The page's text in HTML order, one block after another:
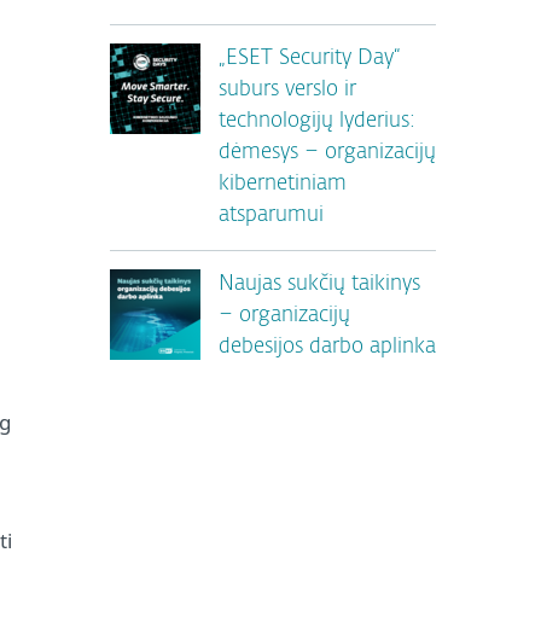
„ESET Security Day“
suburs verslo ir
technologijų lyderius:
dėmesys – organizacijų
kibernetiniam
atsparumui
Naujas sukčių taikinys
– organizacijų
debesijos darbo aplinka